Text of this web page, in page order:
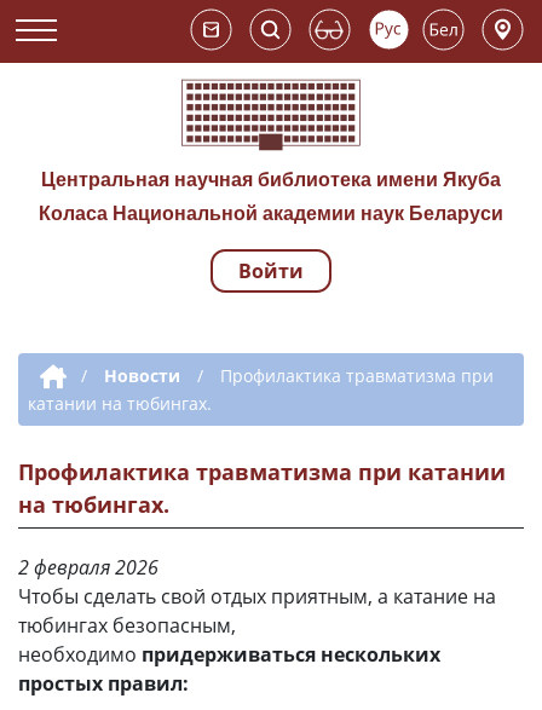
Центральная научная библиотека имени Якуба
Коласа Национальной академии наук Беларуси
Навигация по
Войти
Дополнительная навигация
/ Новости /
Профилактика травматизма при
катании на тюбингах.
Профилактика травматизма при катании
на тюбингах.
2 февраля 2026
Чтобы сделать свой отдых приятным, а катание на
тюбингах безопасным,
необходимо придерживаться нескольких
простых правил: